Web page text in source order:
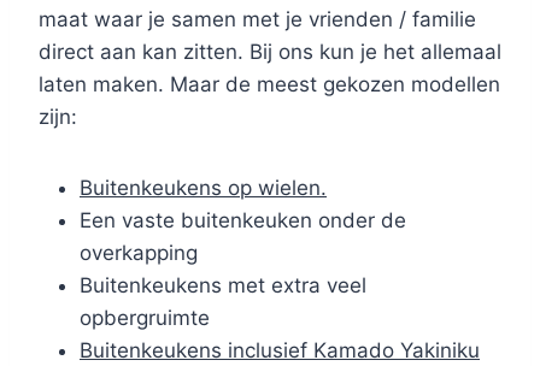
maat waar je samen met je vrienden / familie
direct aan kan zitten. Bij ons kun je het allemaal
laten maken. Maar de meest gekozen modellen
zijn:
Buitenkeukens op wielen.
Een vaste buitenkeuken onder de
overkapping
Buitenkeukens met extra veel
opbergruimte
Buitenkeukens inclusief Kamado Yakiniku